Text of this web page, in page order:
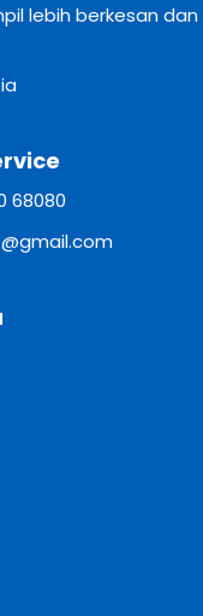
lebih berkesan dan
68080